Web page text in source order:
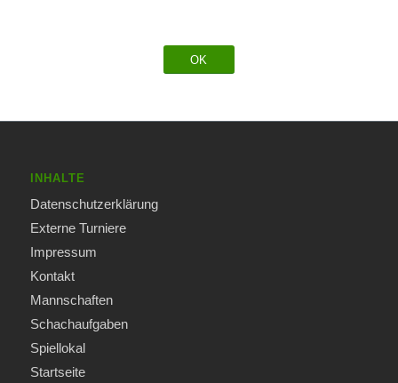
OK
INHALTE
Datenschutzerklärung
Externe Turniere
Impressum
Kontakt
Mannschaften
Schachaufgaben
Spiellokal
Startseite